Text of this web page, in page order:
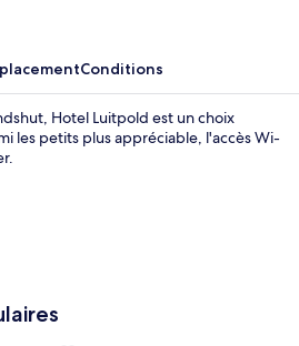
Conditions
Hotel Luitpold est un choix
les petits plus appréciable, l'accès Wi-